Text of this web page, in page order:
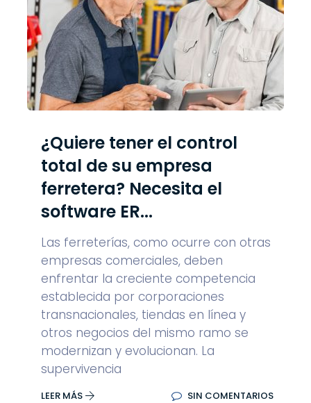
¿Quiere tener el control
total de su empresa
ferretera? Necesita el
software ER...
Las ferreterías, como ocurre con otras
empresas comerciales, deben
enfrentar la creciente competencia
establecida por corporaciones
transnacionales, tiendas en línea y
otros negocios del mismo ramo se
modernizan y evolucionan. La
supervivencia
LEER MÁS SIN COMENTARIOS